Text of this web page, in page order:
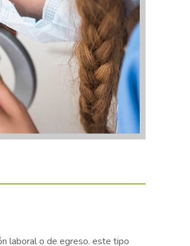
laboral o de egreso. este tipo